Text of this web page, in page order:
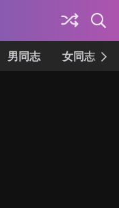
男同志 女同志